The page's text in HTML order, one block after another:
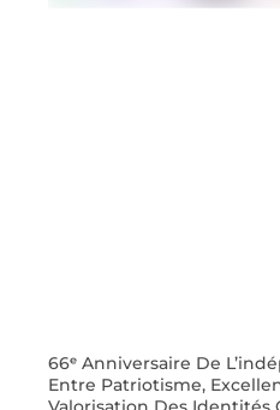
66ᵉ Anniversaire De
Entre Patriotisme,